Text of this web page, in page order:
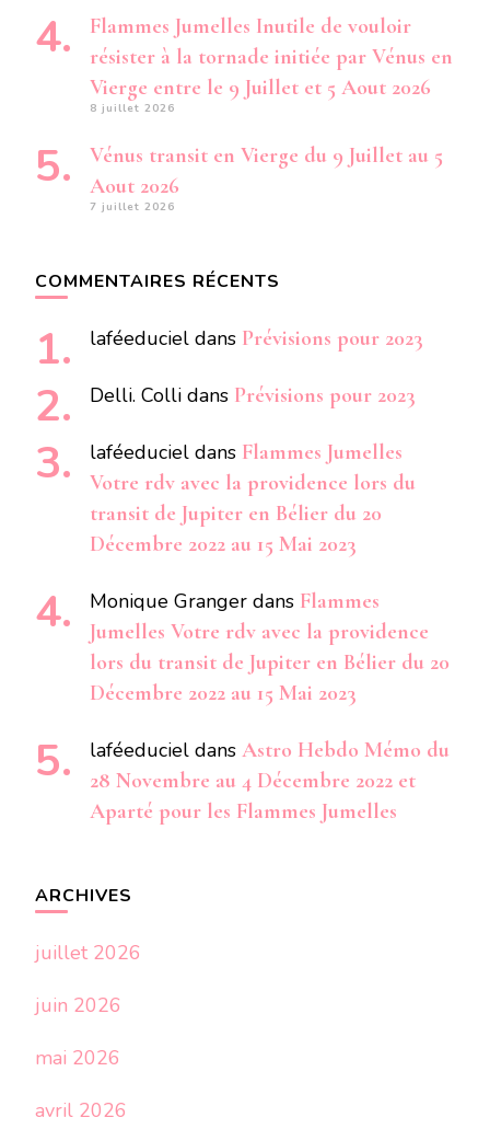
Flammes Jumelles Inutile de vouloir
résister à la tornade initiée par Vénus en
Vierge entre le 9 Juillet et 5 Aout 2026
8 juillet 2026
Vénus transit en Vierge du 9 Juillet au 5
Aout 2026
7 juillet 2026
COMMENTAIRES RÉCENTS
laféeduciel dans Prévisions pour 2023
Delli. Colli dans Prévisions pour 2023
laféeduciel dans Flammes Jumelles
Votre rdv avec la providence lors du
transit de Jupiter en Bélier du 20
Décembre 2022 au 15 Mai 2023
Monique Granger dans Flammes
Jumelles Votre rdv avec la providence
lors du transit de Jupiter en Bélier du 20
Décembre 2022 au 15 Mai 2023
laféeduciel dans Astro Hebdo Mémo du
28 Novembre au 4 Décembre 2022 et
Aparté pour les Flammes Jumelles
ARCHIVES
juillet 2026
juin 2026
mai 2026
avril 2026